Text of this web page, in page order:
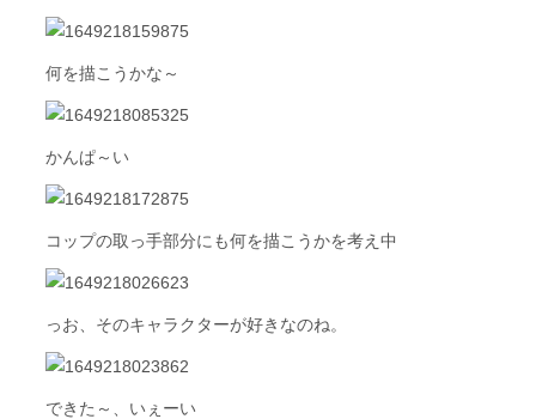
何を描こうかな～
かんぱ～い
コップの取っ手部分にも何を描こうかを考え中
っお、そのキャラクターが好きなのね。
できた～、いぇーい